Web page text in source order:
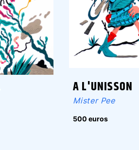
A L'UNISSON
Mister Pee
500 euros